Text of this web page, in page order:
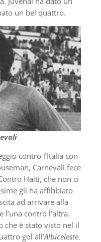
un bel quattro.
contro l’Italia con
Carnevali fece
Haiti, che non ci
gli ha affibbiato
ad arrivare alla
contro l’altra.
che è stato visto nel il
gol all’Albiceleste.